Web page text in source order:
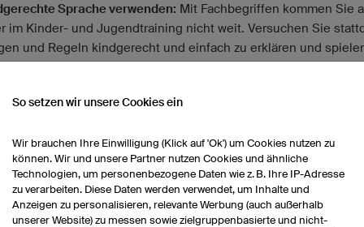
Sprache verwenden: Mit Fachbegriffen kommen Sie
im Kinder- und Jugendtraining nicht weit. Versuchen Sie
und Regeln kindgerecht und einfach zu erklären und
die Grundlagen von Kinder- und Jugendtraining im Fußball,
Interview
und Trainer Ingo Anderbrügge.
So setzen wir unsere Cookies ein
Wir brauchen Ihre Einwilligung (Klick auf 'Ok') um Cookies nutzen zu
können. Wir und unsere Partner nutzen Cookies und ähnliche
Technologien, um personenbezogene Daten wie z. B. Ihre IP-Adresse
zu verarbeiten. Diese Daten werden verwendet, um Inhalte und
Anzeigen zu personalisieren, relevante Werbung (auch außerhalb
unserer Website) zu messen sowie zielgruppenbasierte und nicht-